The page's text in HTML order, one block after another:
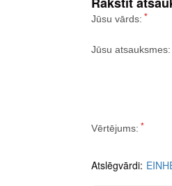
Jūsu vārds:
Jūsu atsauksmes:
Vērtējums:
Atslēgvārdi: